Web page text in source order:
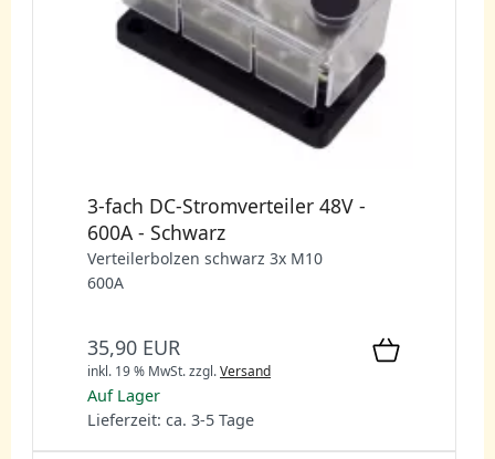
3-fach DC-Stromverteiler 48V -
600A - Schwarz
Verteilerbolzen schwarz 3x M10
600A
35,90 EUR
inkl. 19 % MwSt.zzgl.Versand
Auf Lager
Lieferzeit: ca. 3-5 Tage